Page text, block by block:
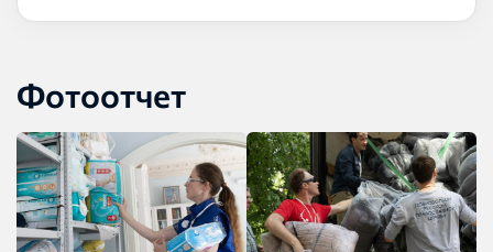
Фотоотчет